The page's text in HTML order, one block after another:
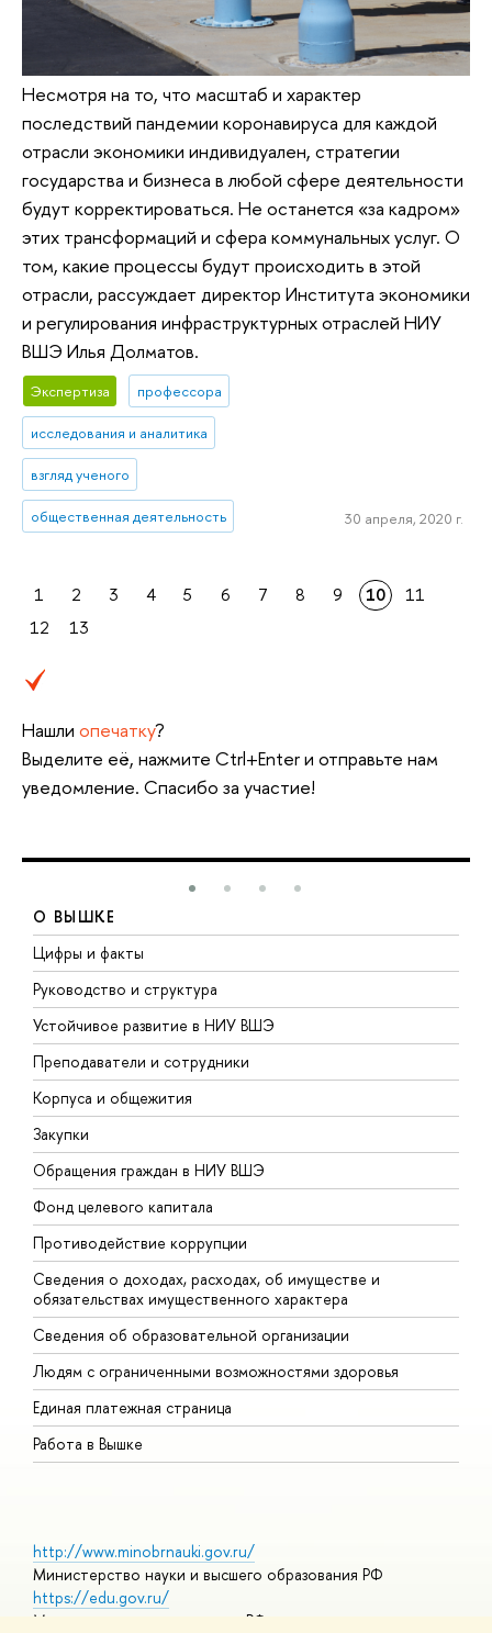
Несмотря на то, что масштаб и характер
последствий пандемии коронавируса для каждой
отрасли экономики индивидуален, стратегии
государства и бизнеса в любой сфере деятельности
будут корректироваться. Не останется «за кадром»
этих трансформаций и сфера коммунальных услуг. О
том, какие процессы будут происходить в этой
отрасли, рассуждает директор Института экономики
и регулирования инфраструктурных отраслей НИУ
ВШЭ Илья Долматов.
Экспертиза профессора
исследования и аналитика
взгляд ученого
общественная деятельность 30 апреля, 2020 г.
1 2 3 4 5 6 7 8 9 10
11
12
13
Нашли опечатку?
Выделите её, нажмите Ctrl+Enter и отправьте нам
уведомление. Спасибо за участие!
О ВЫШКЕ
Цифры и факты
Руководство и структура
Устойчивое развитие в НИУ ВШЭ
Преподаватели и сотрудники
Корпуса и общежития
Закупки
Обращения граждан в НИУ ВШЭ
Фонд целевого капитала
Противодействие коррупции
Сведения о доходах, расходах, об имуществе и
обязательствах имущественного характера
Сведения об образовательной организации
Людям с ограниченными возможностями здоровья
Единая платежная страница
Работа в Вышке
http://www.minobrnauki.gov.ru/
Министерство науки и высшего образования РФ
https://edu.gov.ru/
Министерство просвещения РФ